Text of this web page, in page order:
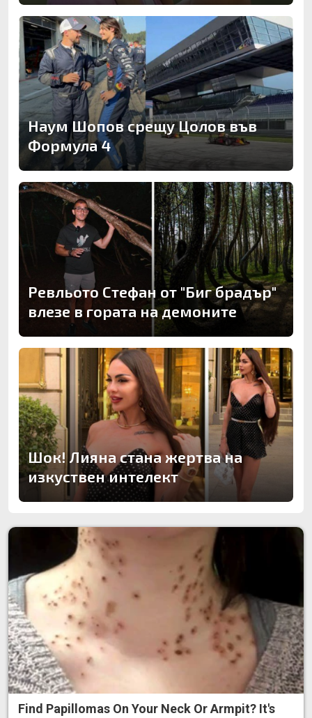
Наум Шопов срещу Цолов във
Формула 4
Ревльото Стефан от "Биг брадър"
влезе в гората на демоните
Шок! Лияна стана жертва на
изкуствен интелект
Find Papillomas On Your Neck Or Armpit? It's